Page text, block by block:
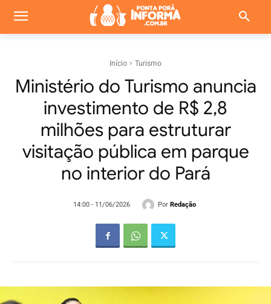
Início Turismo
Ministério do Turismo anuncia
investimento de R$ 2,8
milhões para estruturar
visitação pública em parque
no interior do Pará
14:00 - 11/06/2026 Por Redação